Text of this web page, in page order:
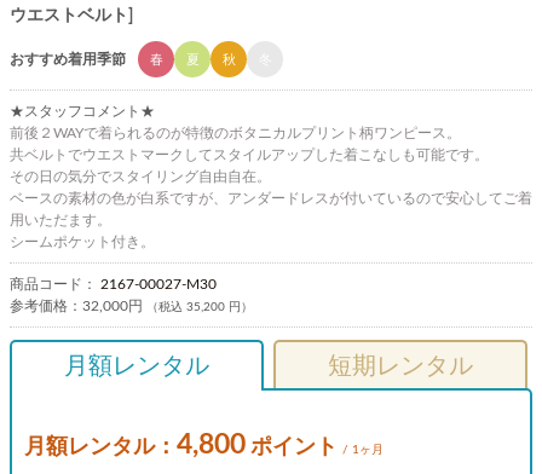
ウエストベルト]
おすすめ着用季節 春 夏 秋
★スタッフコメント★
前後２WAYで着られるのが特徴のボタニカルプリント柄ワンピース。
共ベルトでウエストマークしてスタイルアップした着こなしも可能です。
その日の気分でスタイリング自由自在。
ベースの素材の色が白系ですが、アンダードレスが付いているので安心してご着
用いただます。
シームポケット付き。
商品コード： 2167-00027-M30
参考価格： 32,000円 （税込 35,200 円）
月額レンタル 短期レンタル
月額レンタル： 4,800 ポイント / 1ヶ月